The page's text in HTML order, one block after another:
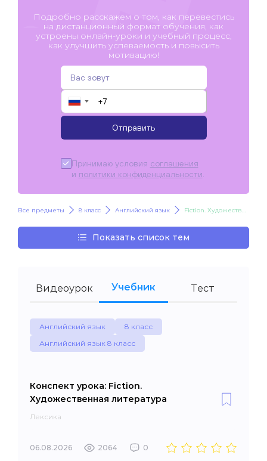
Подробно расскажем о том, как перевестись
на дистанционный формат обучения, как
устроены онлайн-уроки и учебный процесс,
как улучшить успеваемость и повысить
мотивацию!
▼
Отправить
Принимаю условия соглашения
и политики конфиденциальности
Все предметы 8 класс Английский язык Fiction. Художественная литература
Показать список тем
Видеоурок Учебник Тест
Английский язык
8 класс
Английский язык 8 класс
Конспект урока: Fiction.
Художественная литература
Лексика
06.08.2026 2064 0